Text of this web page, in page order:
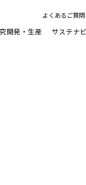
よくあるご質問
開発・⽣産 サステナ